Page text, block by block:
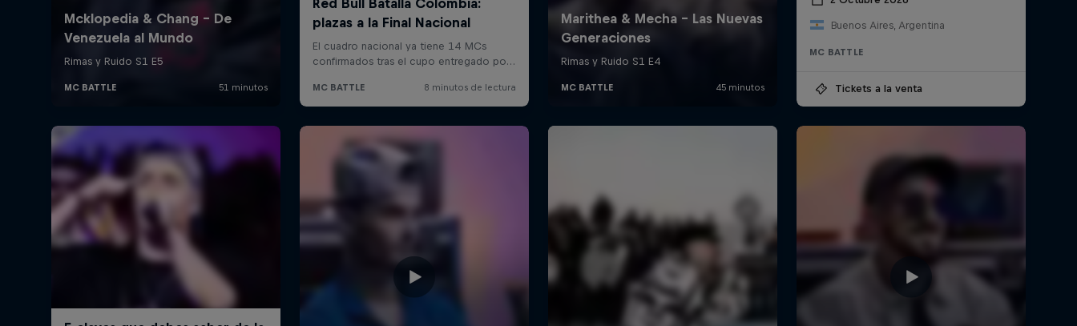
Buenos Aires, Argentina
MC BATTLE
Tickets a la venta